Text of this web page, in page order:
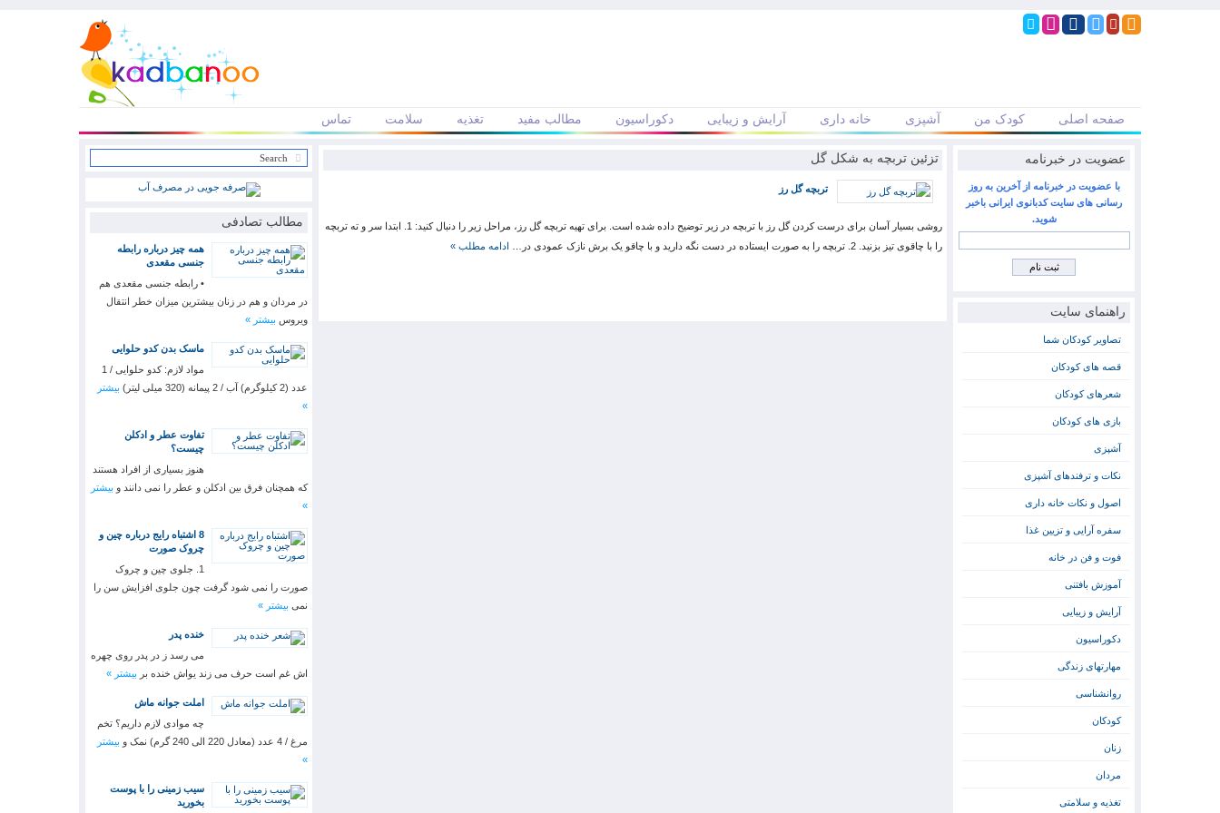
صفحه اصلی کودک من آشپزی خانه داری آرایش و زیبایی دکوراسیون مطالب مفید تغذیه سلامت تماس
تزئین تربچه به شکل گل
تربچه گل رز
روشی بسیار آسان برای درست کردن گل رز با تربچه در زیر توضیح داده شده است. برای تهیه تربچه گل رز، مراحل زیر را دنبال کنید: 1. ابتدا سر و ته تربچه
را با چاقوی تیز بزنید. 2. تربچه را به صورت ایستاده در دست نگه دارید و با چاقو یک برش نازک عمودی در…
ادامه مطلب »
مطالب تصادفی
همه چیز درباره رابطه
جنسی مقعدی
• رابطه جنسی مقعدی هم
در مردان و هم در زنان بیشترین میزان خطر انتقال
ویروس بیشتر »
ماسک بدن کدو‌ حلوایی
مواد لازم: کدو حلوایی / 1
عدد (2 کیلوگرم) آب / 2 پیمانه (320 میلی لیتر)
بیشتر
»
تفاوت عطر و ادکلن
چیست؟
هنوز بسیاری از افراد هستند
که همچنان فرق بین ادکلن و عطر را نمی دانند و بیشتر
»
8 اشتباه رایج درباره چین و
چروک صورت
1. جلوی چین و چروک
صورت را نمی شود گرفت چون جلوی افزایش سن را
نمی بیشتر »
خنده پدر
می رسد ز در پدر روی چهره
اش غم است حرف می زند یواش خنده بر بیشتر »
املت جوانه ماش
چه موادی لازم داریم؟ تخم
مرغ / 4 عدد (معادل 220 الی 240 گرم) نمک و
بیشتر
»
سیب زمینی را با پوست
بخورید
عضویت در خبرنامه
با عضویت در خبرنامه از آخرین به روز
رسانی های سایت کدبانوی ایرانی باخبر
شوید.
راهنمای سایت
تصاویر کودکان شما
قصه های کودکان
شعرهای کودکان
بازی های کودکان
آشپزی
نکات و ترفندهای آشپزی
اصول و نکات خانه داری
سفره آرایی و تزیین غذا
فوت و فن در خانه
آموزش بافتنی
آرایش و زیبایی
دکوراسیون
مهارتهای زندگی
روانشناسی
کودکان
زنان
مردان
تغذیه و سلامتی